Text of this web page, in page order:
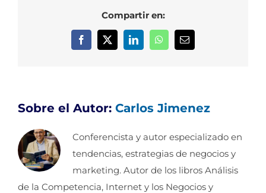
Compartir en:
Facebook
X LinkedInWhatsAppCorreo
Sobre el Autor: Carlos Jimenez
Conferencista y autor especializado en
tendencias, estrategias de negocios y
marketing. Autor de los libros Análisis
de la Competencia, Internet y los Negocios y